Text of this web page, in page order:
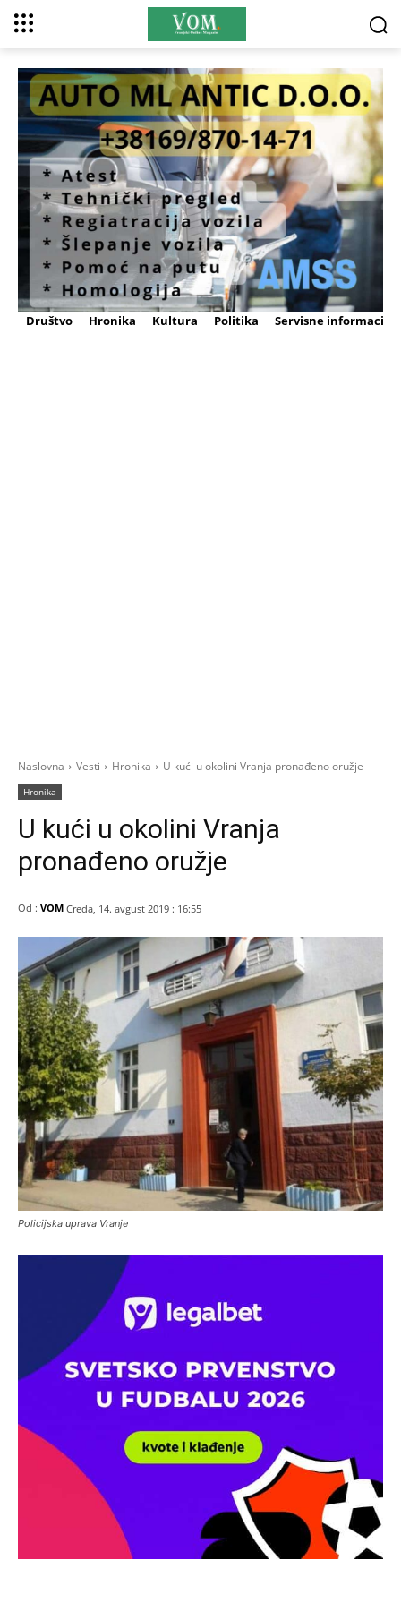
Društvo Hronika Kultura Politika Servisne informacije
Naslovna Vesti Hronika U kući u okolini Vranja pronađeno oružje
Hronika
U kući u okolini Vranja
pronađeno oružje
Od : VOM Creda, 14. avgust 2019 : 16:55
Policijska uprava Vranje